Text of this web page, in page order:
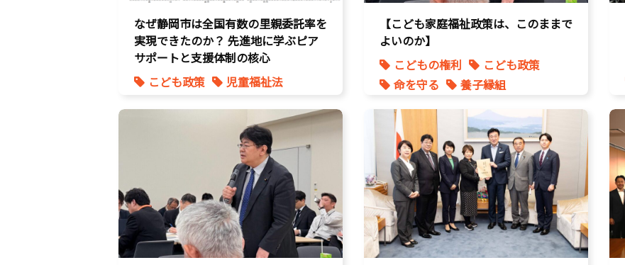
なぜ静岡市は全国有数の里親委託率を
実現できたのか？ 先進地に学ぶピア
サポートと支援体制の核心
こども政策
児童福祉法
【こども家庭福祉政策は、このままで
よいのか】
こどもの権利
こども政策
命を守る
養子縁組